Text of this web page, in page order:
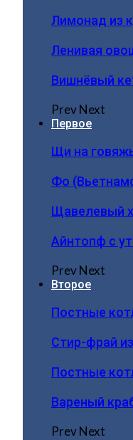
Лимонад из
Ленивая
Вишнёвый
PrevNext
Первое
Щи на
Фо
Щавелевый
Айнтопф с
PrevNext
Второе
Постные
Стир-фрай
Постные
Вареный
PrevNext